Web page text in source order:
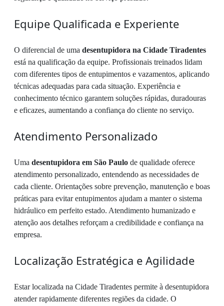
Equipe Qualificada e Experiente
O diferencial de uma desentupidora na Cidade Tiradentes
está na qualificação da equipe. Profissionais treinados lidam
com diferentes tipos de entupimentos e vazamentos, aplicando
técnicas adequadas para cada situação. Experiência e
conhecimento técnico garantem soluções rápidas, duradouras
e eficazes, aumentando a confiança do cliente no serviço.
Atendimento Personalizado
Uma desentupidora em São Paulo de qualidade oferece
atendimento personalizado, entendendo as necessidades de
cada cliente. Orientações sobre prevenção, manutenção e boas
práticas para evitar entupimentos ajudam a manter o sistema
hidráulico em perfeito estado. Atendimento humanizado e
atenção aos detalhes reforçam a credibilidade e confiança na
empresa.
Localização Estratégica e Agilidade
Estar localizada na Cidade Tiradentes permite à desentupidora
atender rapidamente diferentes regiões da cidade. O